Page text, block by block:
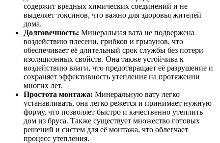
содержит вредных химических соединений и не
выделяет токсинов, что важно для здоровья жителей
дома.
Долговечность: Минеральная вата не подвержена
воздействию плесени, грибков и грызунов, что
обеспечивает её длительный срок службы без потери
изоляционных свойств. Она также устойчива к
воздействию влаги, что предотвращает её разрушение и
сохраняет эффективность утепления на протяжении
многих лет.
Простота монтажа: Минеральную вату легко
устанавливать, она легко режется и принимает нужную
форму, что позволяет быстро и качественно утеплить
дом из бруса. Также существует множество готовых
решений и систем для её монтажа, что облегчает
процесс утепления.